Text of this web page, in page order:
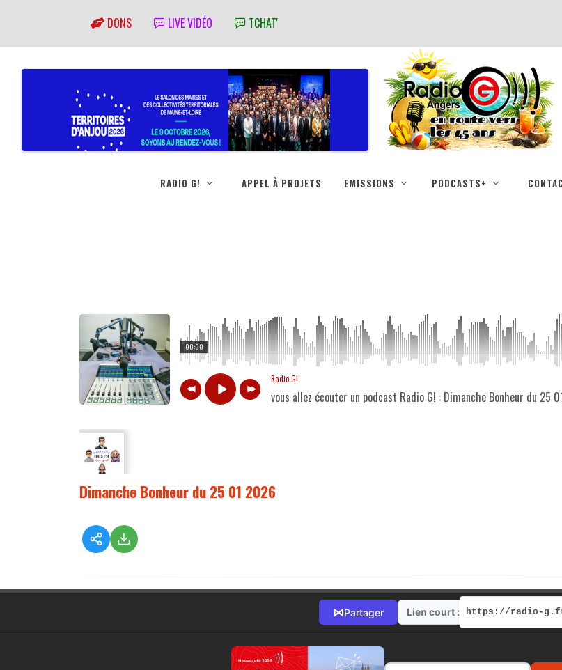
DONS LIVE VIDÉO TCHAT'
RADIO G! APPEL À PROJETS EMISSIONS PODCASTS+
00:00
Radio G!
vous allez écouter un podcast Radio G! : Dimanche Bonheur du 25
Dimanche Bonheur du 25 01 2026
⋈Partager Lien court :